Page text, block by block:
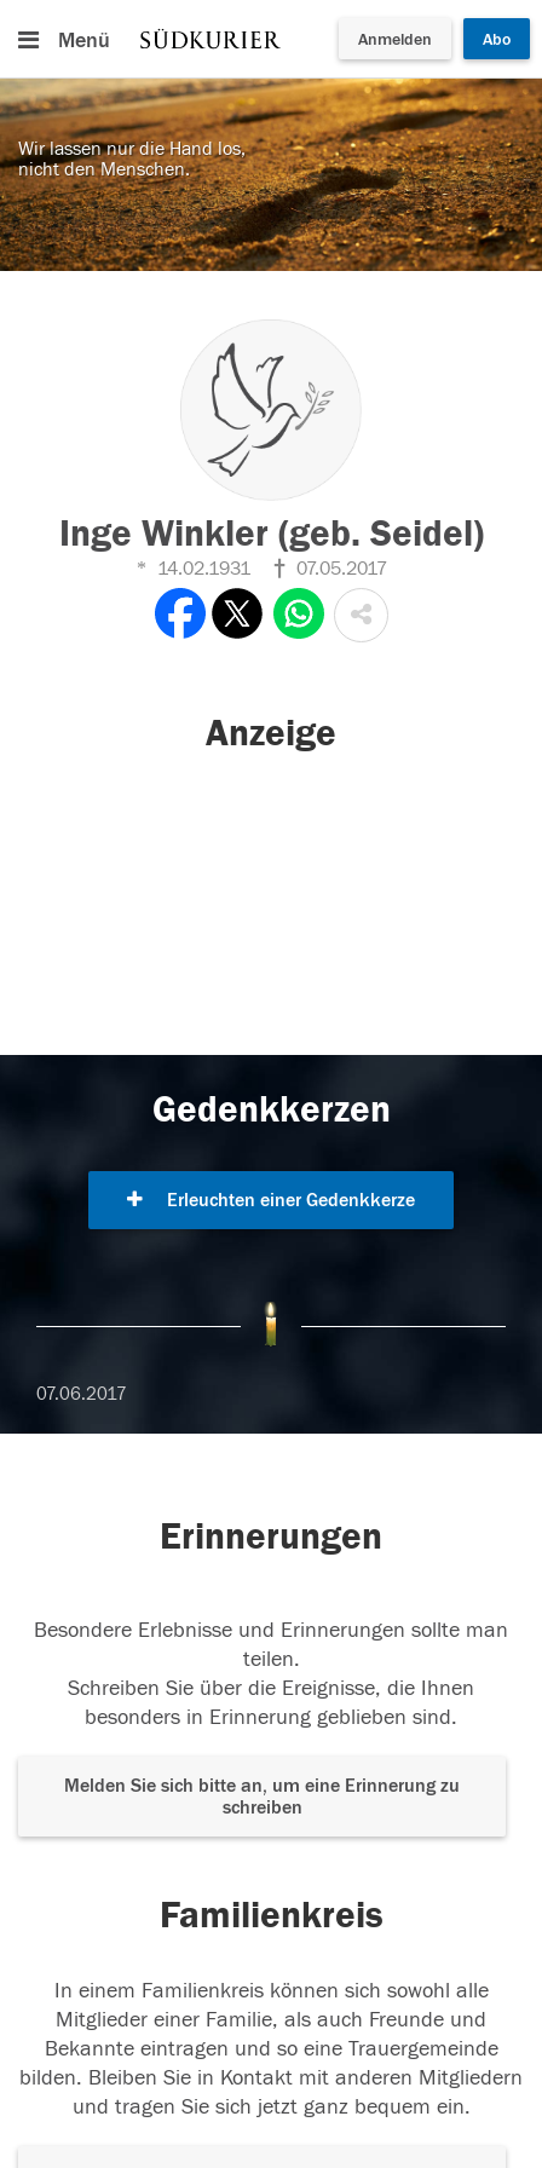
Menü Anmelden Abo
Wir lassen nur die Hand los,
nicht den Menschen.
Inge Winkler (geb. Seidel)
14.02.1931 07.05.2017
Anzeige
Gedenkkerzen
Erleuchten einer Gedenkkerze
07.06.2017
Erinnerungen
Besondere Erlebnisse und Erinnerungen sollte man
teilen.
Schreiben Sie über die Ereignisse, die Ihnen
besonders in Erinnerung geblieben sind.
Melden Sie sich bitte an, um eine Erinnerung zu
schreiben
Familienkreis
In einem Familienkreis können sich sowohl alle
Mitglieder einer Familie, als auch Freunde und
Bekannte eintragen und so eine Trauergemeinde
bilden. Bleiben Sie in Kontakt mit anderen Mitgliedern
und tragen Sie sich jetzt ganz bequem ein.